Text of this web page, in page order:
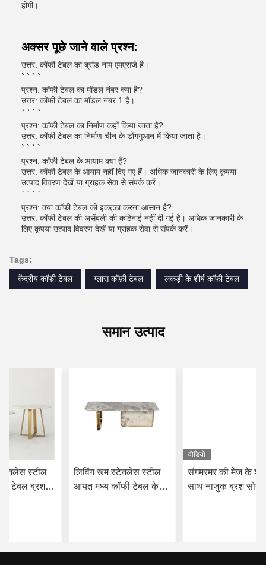
होंगी।
अक्सर पूछे जाने वाले प्रश्न:
उत्तर: कॉफी टेबल का ब्रांड नाम एमएसजे है।
` ` ` `
प्रश्न: कॉफी टेबल का मॉडल नंबर क्या है?
उत्तर: कॉफी टेबल का मॉडल नंबर 1 है।
` ` ` `
प्रश्न: कॉफी टेबल का निर्माण कहाँ किया जाता है?
उत्तर: कॉफी टेबल का निर्माण चीन के डोंगगुआन में किया जाता है।
` ` ` `
प्रश्न: कॉफी टेबल के आयाम क्या हैं?
उत्तर: कॉफी टेबल के आयाम नहीं दिए गए हैं। अधिक जानकारी के लिए कृपया
उत्पाद विवरण देखें या ग्राहक सेवा से संपर्क करें।
` ` ` `
प्रश्न: क्या कॉफी टेबल को इकट्ठा करना आसान है?
उत्तर: कॉफी टेबल की असेंबली की कठिनाई नहीं दी गई है। अधिक जानकारी के
लिए कृपया उत्पाद विवरण देखें या ग्राहक सेवा से संपर्क करें।
Tags:
केंद्रीय कॉफी टेबल
ग्लास कॉफ़ी टेबल लकड़ी के शीर्ष कॉफी टेबल
समान उत्पाद
स्टील
टेबल ब्रश
लिविंग रूम स्टेनलेस स्टील
आयत मध्य कॉफी टेबल के
वीडियो
संगमरमर की मेज के
साथ नाजुक ब्रश सोने